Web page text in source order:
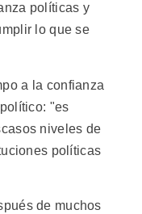
políticas y
lo que se
a la confianza
"es
niveles de
políticas
de muchos